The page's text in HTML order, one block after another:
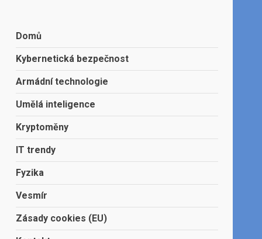
Domů
Kybernetická bezpečnost
Armádní technologie
Umělá inteligence
Kryptoměny
IT trendy
Fyzika
Vesmír
Zásady cookies (EU)